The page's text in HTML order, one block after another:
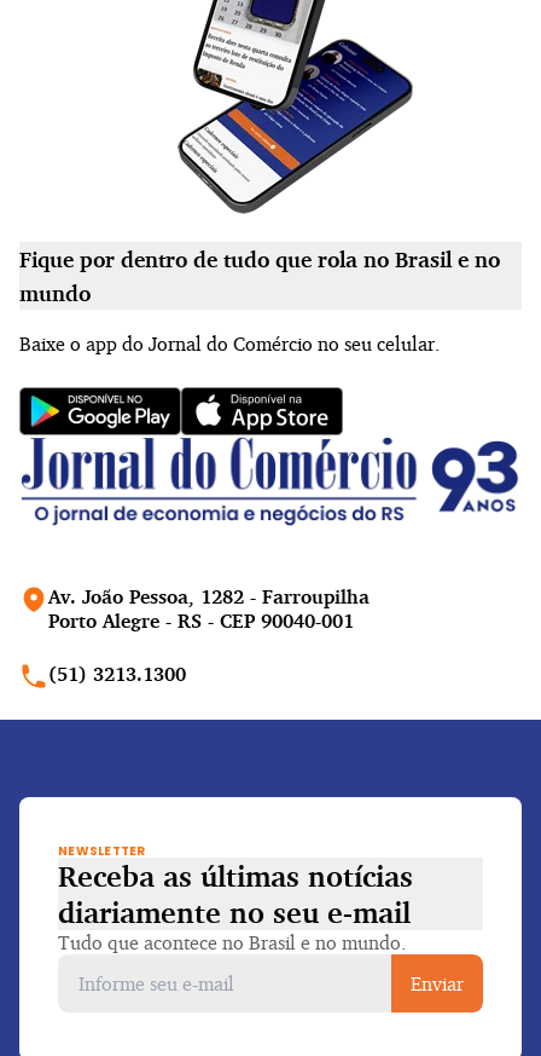
Av. João Pessoa, 1282 - Farroupilha
Porto Alegre - RS - CEP 90040-001
(51) 3213.1300
Fique por dentro de tudo que rola no Brasil e no
mundo
Baixe o app do Jornal do Comércio no seu celular.
NEWSLETTER
Receba as últimas notícias
diariamente no seu e-mail
Tudo que acontece no Brasil e no mundo.
Enviar